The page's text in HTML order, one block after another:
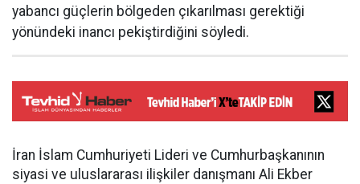
yabancı güçlerin bölgeden çıkarılması gerektiği
yönündeki inancı pekiştirdiğini söyledi.
İran İslam Cumhuriyeti Lideri ve Cumhurbaşkanının
siyasi ve uluslararası ilişkiler danışmanı Ali Ekber